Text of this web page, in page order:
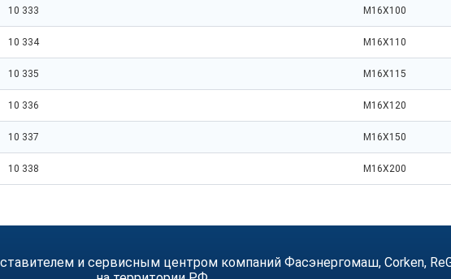
10 333 M16X100
10 334 M16X110
10 335 M16X115
10 336 M16X120
10 337 M16X150
10 338 M16X200
и сервисным центром компаний Фасэнергомаш, Corken,